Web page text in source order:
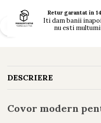
Retur garantat in
Iti dam banii
nu esti
DESCRIERE
Covor modern